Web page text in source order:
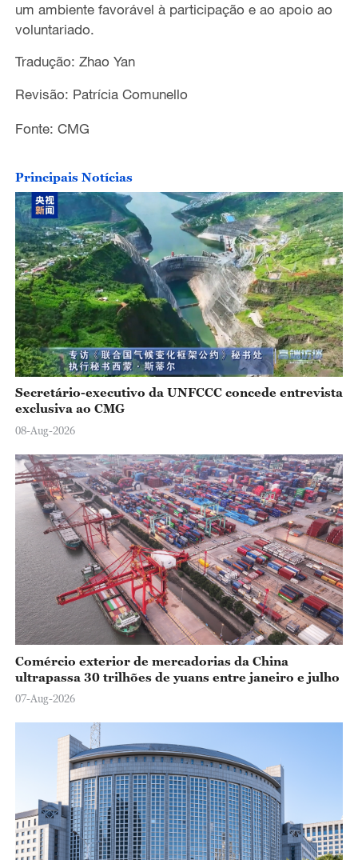
um ambiente favorável à participação e ao apoio ao
voluntariado.
Tradução: Zhao Yan
Revisão: Patrícia Comunello
Fonte: CMG
Principais Notícias
Secretário-executivo da UNFCCC concede entrevista
exclusiva ao CMG
08-Aug-2026
Comércio exterior de mercadorias da China
ultrapassa 30 trilhões de yuans entre janeiro e julho
07-Aug-2026